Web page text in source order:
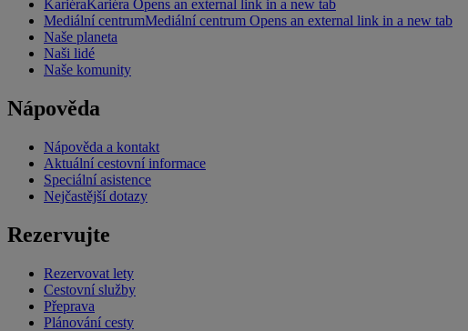
KariéraKariéra Opens an external link in a new tab
Mediální centrumMediální centrum Opens an external link in a new tab
Naše planeta
Naši lidé
Naše komunity
Nápověda
Nápověda a kontakt
Aktuální cestovní informace
Speciální asistence
Nejčastější dotazy
Rezervujte
Rezervovat lety
Cestovní služby
Přeprava
Plánování cesty